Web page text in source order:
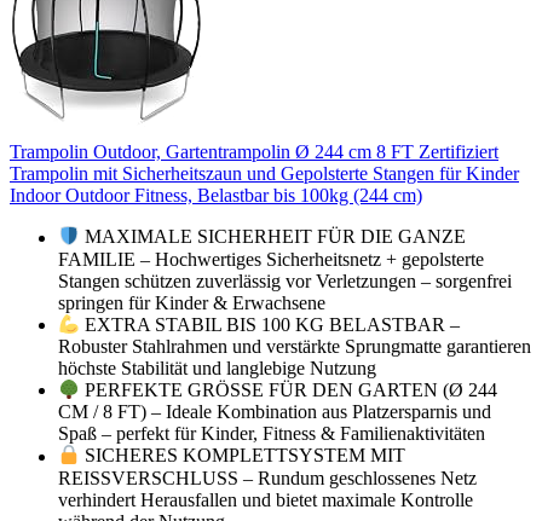
Trampolin Outdoor, Gartentrampolin Ø 244 cm 8 FT Zertifiziert
Trampolin mit Sicherheitszaun und Gepolsterte Stangen für Kinder
Indoor Outdoor Fitness, Belastbar bis 100kg (244 cm)
MAXIMALE SICHERHEIT FÜR DIE GANZE
FAMILIE – Hochwertiges Sicherheitsnetz + gepolsterte
Stangen schützen zuverlässig vor Verletzungen – sorgenfrei
springen für Kinder & Erwachsene
EXTRA STABIL BIS 100 KG BELASTBAR –
Robuster Stahlrahmen und verstärkte Sprungmatte garantieren
höchste Stabilität und langlebige Nutzung
PERFEKTE GRÖSSE FÜR DEN GARTEN (Ø 244
CM / 8 FT) – Ideale Kombination aus Platzersparnis und
Spaß – perfekt für Kinder, Fitness & Familienaktivitäten
SICHERES KOMPLETTSYSTEM MIT
REISSVERSCHLUSS – Rundum geschlossenes Netz
verhindert Herausfallen und bietet maximale Kontrolle